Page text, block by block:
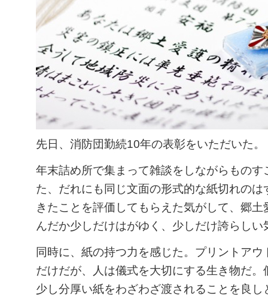
先日、消防団勤続10年の表彰をいただいた。
年末詰め所で集まって雑談をしながらものす
た、だれにも同じ文面の形式的な紙切れのは
きたことを評価してもらえた気がして、郷
んだか少しだけはがゆく、少しだけ誇らしい
同時に、紙の持つ力を感じた。プリントア
だけだが、人は儀式を大切にする生き物だ。
少し分厚い紙をわざわざ渡されることを良し